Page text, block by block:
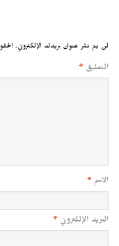
لن يتم نشر عنوان بريدك الإلكتروني.
التعليق *
الاسم *
البريد الإلكتروني *